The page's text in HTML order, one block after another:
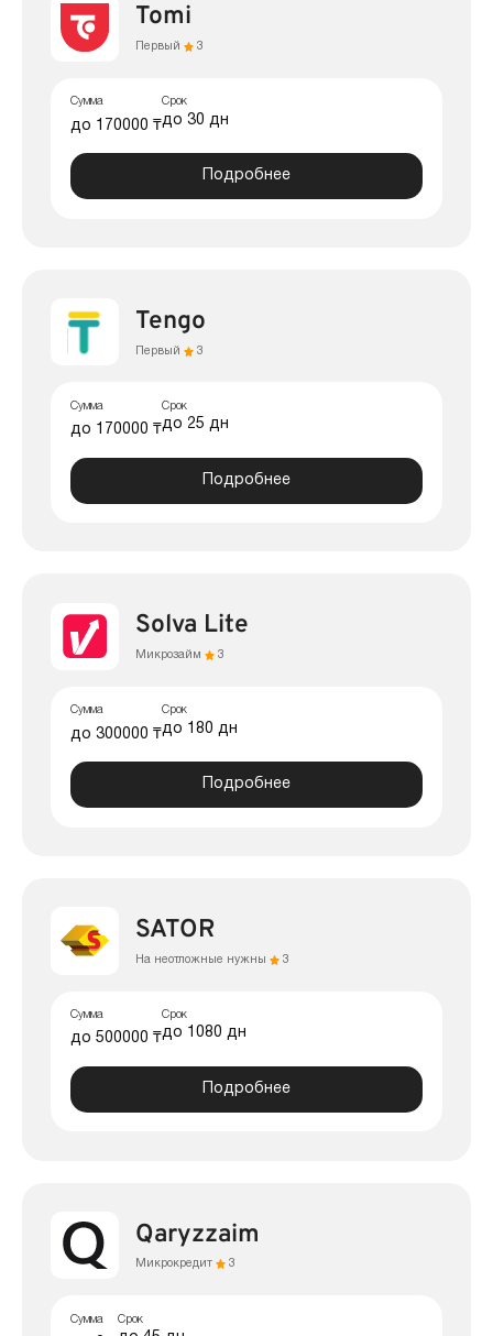
Tomi
Первый 3
Сумма
до 170000 ₸
Срок
до 30 дн
Подробнее
Tengo
Первый 3
Сумма
до 170000 ₸
Срок
до 25 дн
Подробнее
Solva Lite
Микрозайм 3
Сумма
до 300000 ₸
Срок
до 180 дн
Подробнее
SATOR
На неотложные нужны 3
Сумма
до 500000 ₸
Срок
до 1080 дн
Подробнее
Qaryzzaim
Микрокредит 3
Сумма Срок